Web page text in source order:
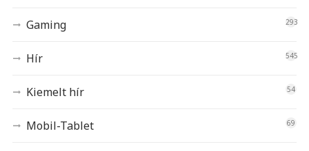
Gaming 293
Hír 545
Kiemelt hír 54
Mobil-Tablet 69